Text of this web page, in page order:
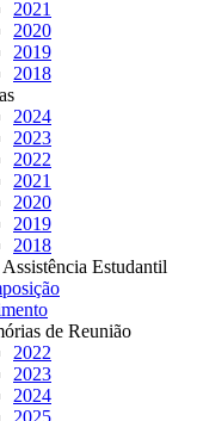
2021
2020
2019
2018
2024
2023
2022
2021
2020
2019
2018
Estudantil
de Reunião
2022
2023
2024